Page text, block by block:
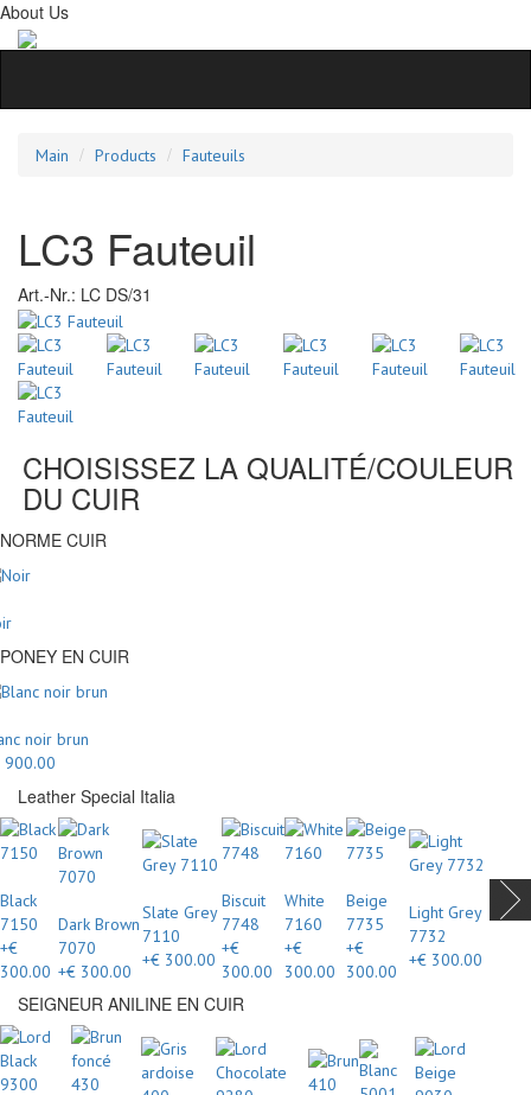
About Us
Main Products Fauteuils
LC3 Fauteuil
Art.-Nr.: LC DS/31
CHOISISSEZ LA QUALITÉ/COULEUR
DU CUIR
NORME CUIR
PONEY EN CUIR
noir brun
900.00
Leather Special Italia
Black
7150
+€
300.00
Dark Brown
7070
+€ 300.00
Slate Grey
7110
+€ 300.00
Biscuit
7748
+€
300.00
White
7160
+€
300.00
Beige
7735
+€
300.00
Light Grey
7732
+€ 300.00
SEIGNEUR ANILINE EN CUIR